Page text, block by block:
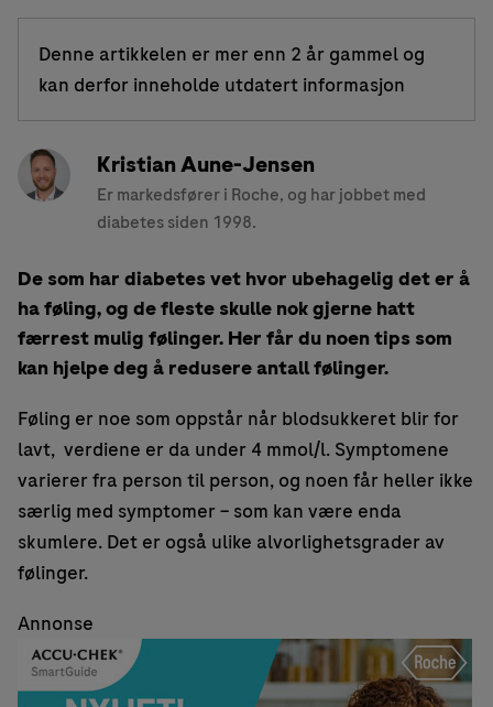
Denne artikkelen er mer enn 2 år gammel og
kan derfor inneholde utdatert informasjon
Kristian Aune-Jensen
Er markedsfører i Roche, og har jobbet med
diabetes siden 1998.
De som har diabetes vet hvor ubehagelig det er å
ha føling, og de fleste skulle nok gjerne hatt
færrest mulig følinger. Her får du noen tips som
kan hjelpe deg å redusere antall følinger.
Føling er noe som oppstår når blodsukkeret blir for
lavt, verdiene er da under 4 mmol/l. Symptomene
varierer fra person til person, og noen får heller ikke
særlig med symptomer – som kan være enda
skumlere. Det er også ulike alvorlighetsgrader av
følinger.
Annonse